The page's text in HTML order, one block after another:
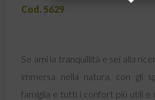
Cod. 5629
Se ami la tranquillità e sei alla
immersa nella natura, con gli
famiglia e tutti i confort più utili e